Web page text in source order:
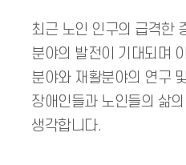
최근 노인 인구의 급격한
분야의 발전이 기대되며
분야와 재활분야의 연구
장애인들과 노인들의 삶
생각합니다.